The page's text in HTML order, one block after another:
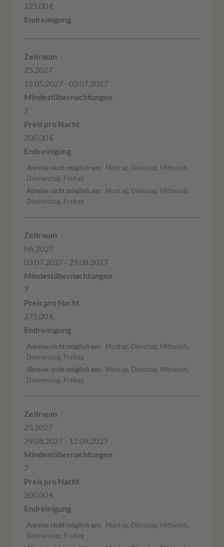
125,00 €
ZS 2027
15.05.2027 - 03.07.2027
7
200,00 €
Anreise nicht möglich am
Montag, Dienstag, Mittwoch,
Donnerstag, Freitag
Abreise nicht möglich am
Montag, Dienstag, Mittwoch,
Donnerstag, Freitag
HS 2027
03.07.2027 - 29.08.2027
7
275,00 €
Anreise nicht möglich am
Montag, Dienstag, Mittwoch,
Donnerstag, Freitag
Abreise nicht möglich am
Montag, Dienstag, Mittwoch,
Donnerstag, Freitag
ZS 2027
29.08.2027 - 12.09.2027
7
200,00 €
Anreise nicht möglich am
Montag, Dienstag, Mittwoch,
Donnerstag, Freitag